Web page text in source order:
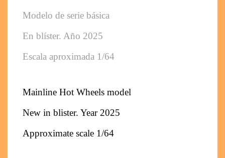
Modelo de serie básica
En blíster. Año 2025
Escala aproximada 1/64
Mainline Hot Wheels model
New in blister. Year 2025
Approximate scale 1/64